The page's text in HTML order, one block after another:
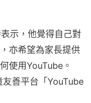
示，他覺得自己對
亦希望為家長提供
使用YouTube。
善平台「YouTube